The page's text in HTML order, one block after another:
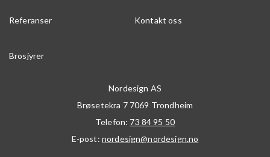
Referanser Kontakt oss
Brosjyrer
Nordesign AS
Brøsetekra 7 7069 Trondheim
Telefon: 73 84 95 50
E-post: nordesign@nordesign.no